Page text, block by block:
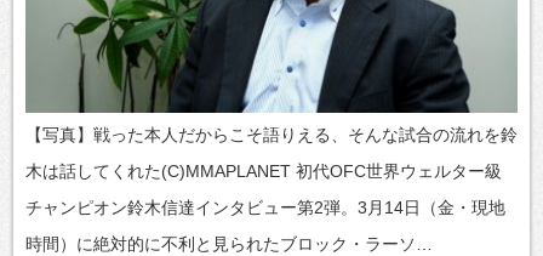
【写真】戦った本人だからこそ語りえる、そんな試合の流れを鈴
木は話してくれた(C)MMAPLANET 初代OFC世界ウェルター級
チャンピオン鈴木信達インタビュー第2弾。3月14日（金・現地
時間）に絶対的に不利と見られたブロック・ラーソ…